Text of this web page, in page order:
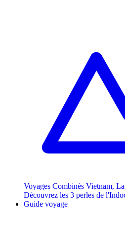
Voyages Combinés Vietnam,
Découvrez les 3 perles de
Guide voyage